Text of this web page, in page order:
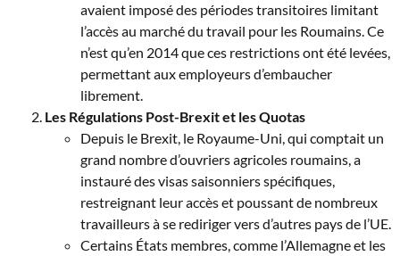
avaient imposé des périodes transitoires limitant
l’accès au marché du travail pour les Roumains. Ce
n’est qu’en 2014 que ces restrictions ont été levées,
permettant aux employeurs d’embaucher
librement.
Les Régulations Post-Brexit et les Quotas
Depuis le Brexit, le Royaume-Uni, qui comptait un
grand nombre d’ouvriers agricoles roumains, a
instauré des visas saisonniers spécifiques,
restreignant leur accès et poussant de nombreux
travailleurs à se rediriger vers d’autres pays de l’UE.
Certains États membres, comme l’Allemagne et les